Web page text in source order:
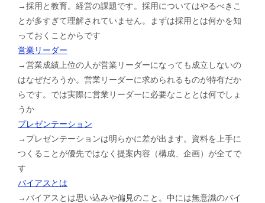
→採用と教育。経営の課題です。採用についてはやるべきこ
とが多すぎて理解されていません。まずは採用とは何かを知
っておくことからです
営業リーダー
→営業成績上位の人が営業リーダーになっても成立しないの
はなぜだろうか。営業リーダーに求められるものが特有だか
らです。では実際に営業リーダーに必要なこととは何でしょ
うか
プレゼンテーション
→プレゼンテーションは明らかに差が出ます。資料を上手に
つくることが優先ではなく提案内容（構成、企画）が全てで
す
バイアスとは
→バイアスとは思い込みや偏見のこと。中には無意識のバイ